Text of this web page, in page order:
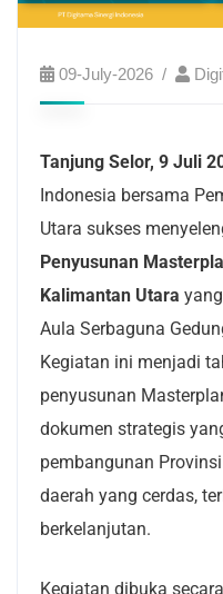
09-July-2026
Tanjung Selor, 9 Juli
Indonesia bersama
Utara sukses
Penyusunan
Kalimantan Utara
Aula Serbaguna
Kegiatan ini menjadi
penyusunan
dokumen strategis
pembangunan
daerah yang cerdas,
berkelanjutan.
Kegiatan dibuka